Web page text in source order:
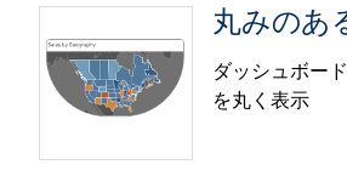
に加えて、効率的なデータ準備を
頼性強化にもつなげることが可能で
データオーケストレーションセン
Next で一般提供されます。
丸みのあ
ダッシュボー
を丸く表示